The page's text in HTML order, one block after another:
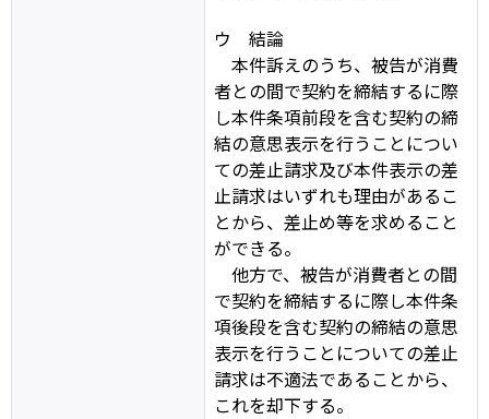
ウ 結論
本件訴えのうち、被告が消費
者との間で契約を締結するに際
し本件条項前段を含む契約の締
結の意思表示を行うことについ
ての差止請求及び本件表示の差
止請求はいずれも理由があるこ
とから、差止め等を求めること
ができる。
他方で、被告が消費者との間
で契約を締結するに際し本件条
項後段を含む契約の締結の意思
表示を行うことについての差止
請求は不適法であることから、
これを却下する。